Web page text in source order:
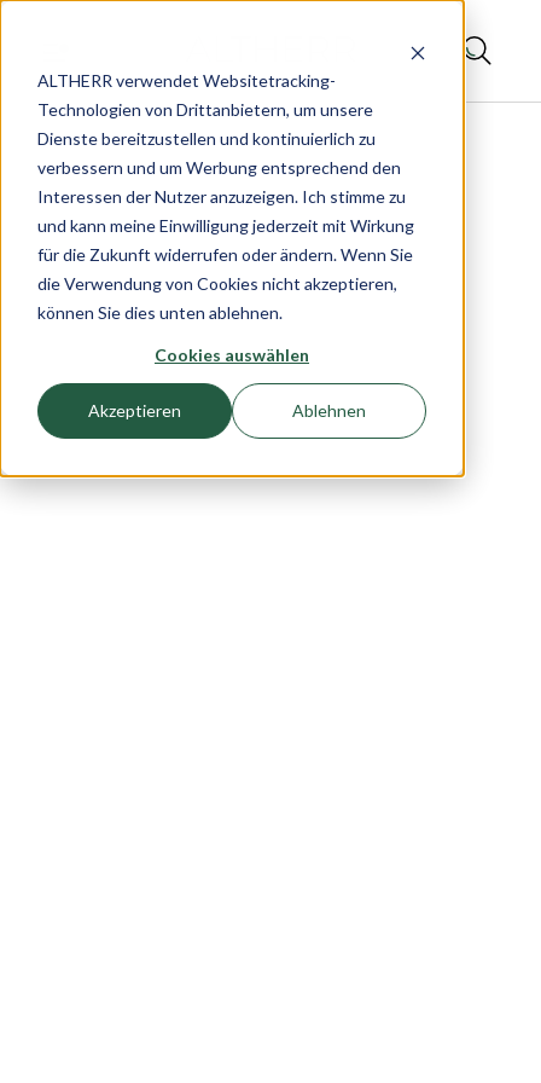
ALTHERR verwendet Websitetracking-
Technologien von Drittanbietern, um unsere
Dienste bereitzustellen und kontinuierlich zu
verbessern und um Werbung entsprechend den
Interessen der Nutzer anzuzeigen. Ich stimme zu
und kann meine Einwilligung jederzeit mit Wirkung
für die Zukunft widerrufen oder ändern. Wenn Sie
die Verwendung von Cookies nicht akzeptieren,
können Sie dies unten ablehnen.
Cookies auswählen
Akzeptieren Ablehnen